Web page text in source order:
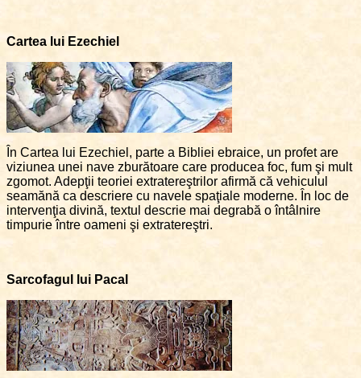
Cartea lui Ezechiel
În Cartea lui Ezechiel, parte a Bibliei ebraice, un profet are
viziunea unei nave zburătoare care producea foc, fum şi mult
zgomot. Adepţii teoriei extratereştrilor afirmă că vehiculul
seamănă ca descriere cu navele spaţiale moderne. În loc de
intervenţia divină, textul descrie mai degrabă o întâlnire
timpurie între oameni şi extratereştri.
Sarcofagul lui Pacal